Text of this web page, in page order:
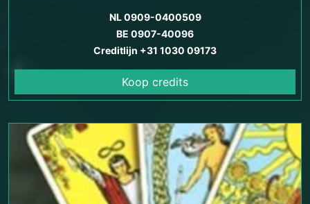
emotionele en spirituele balans.
NL 0909-0400509
BE 0907-40096
Creditlijn +31 1030 09173
Koop credits